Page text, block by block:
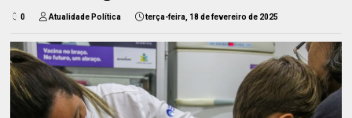
0 Atualidade Política terça-feira, 18 de fevereiro de 2025